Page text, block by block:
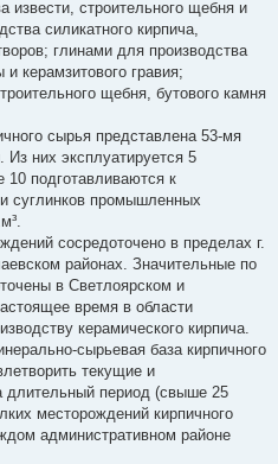
извести, строительного щебня и
силикатного кирпича,
глинами для производства
керамзитового гравия;
щебня, бутового камня
сырья представлена 53-мя
них эксплуатируется 5
10 подготавливаются к
суглинков промышленных
сосредоточено в пределах г.
районах. Значительные по
в Светлоярском и
время в области
керамического кирпича.
сырьевая база кирпичного
текущие и
длительный период (свыше 25
месторождений кирпичного
административном районе